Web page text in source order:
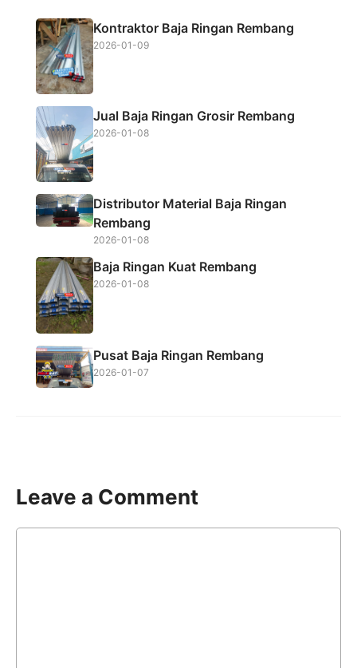
b
o
o
k
e
A
Kontraktor Baja Ringan Rembang
2026-01-09
Jual Baja Ringan Grosir Rembang
2026-01-08
Distributor Material Baja Ringan
Rembang
2026-01-08
Baja Ringan Kuat Rembang
2026-01-08
Pusat Baja Ringan Rembang
2026-01-07
Leave a Comment